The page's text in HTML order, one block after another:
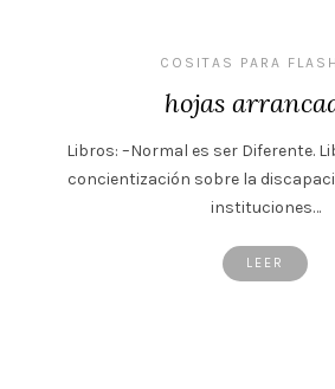
COSITAS PARA
hojas
Libros: –Normal es ser Diferente.
concientización sobre la
instituciones…
LEER